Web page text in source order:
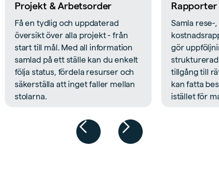
Projekt & Arbetsorder
Få en tydlig och uppdaterad
översikt över alla projekt - från
start till mål. Med all information
samlad på ett ställe kan du enkelt
följa status, fördela resurser och
säkerställa att inget faller mellan
stolarna.
Rapporter
Samla rese-
gör
tillgång till
kan fatta
istället för